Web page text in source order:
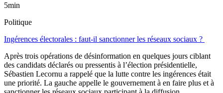
5min
Politique
Ingérences électorales : faut-il sanctionner les réseaux sociaux ?
Après trois opérations de désinformation en quelques jours ciblant
des candidats déclarés ou pressentis à l’élection présidentielle,
Sébastien Lecornu a rappelé que la lutte contre les ingérences était
une priorité. La gauche appelle le gouvernement à en faire plus et à